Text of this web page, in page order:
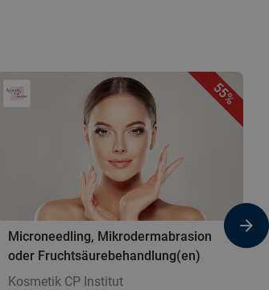
55%
Microneedling, Mikrodermabrasion
oder Fruchtsäurebehandlung(en)
Kosmetik CP Institut